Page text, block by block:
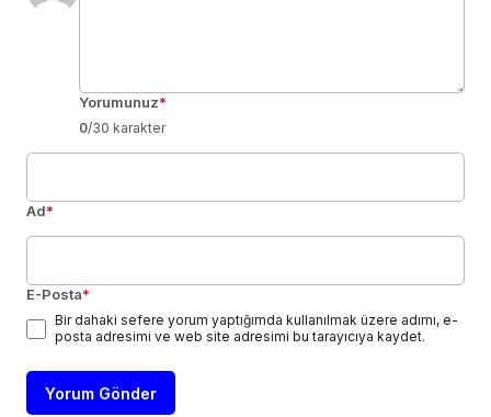
Yorumunuz*
0/30 karakter
Ad*
E-Posta*
Bir dahaki sefere yorum yaptığımda kullanılmak üzere adımı, e-
posta adresimi ve web site adresimi bu tarayıcıya kaydet.
Yorum Gönder